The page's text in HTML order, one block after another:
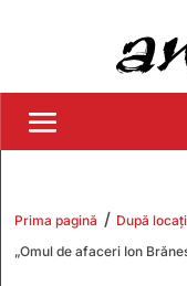
Prima pagină / După
„Omul de afaceri Ion